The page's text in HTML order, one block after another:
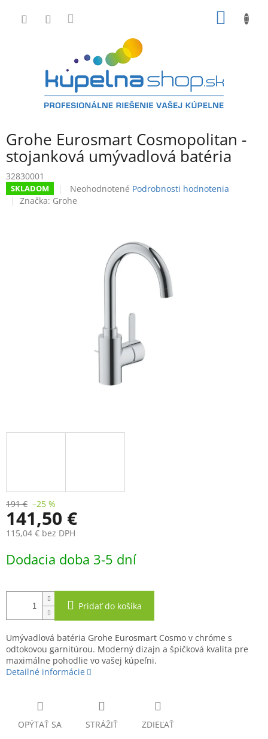
Grohe Eurosmart Cosmopolitan -
stojanková umývadlová batéria
32830001
SKLADOM
Priemerné
hodnotenie
hviezdičiek.
Neohodnotené Podrobnosti hodnotenia
Značka: Grohe
191 € –25 %
141,50 €
115,04 € bez DPH
cena:
Dodacia doba 3-5 dní
Pridať do košíka
Umývadlová batéria Grohe Eurosmart Cosmo v chróme s
odtokovou garnitúrou. Moderný dizajn a špičková kvalita pre
maximálne pohodlie vo vašej kúpeľni.
Detailné informácie
OPÝTAŤ SA STRÁŽIŤ ZDIEĽAŤ